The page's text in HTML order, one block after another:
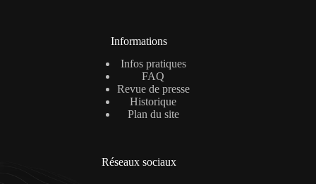
Informations
Infos pratiques
FAQ
Revue de presse
Historique
Plan du site
Réseaux sociaux